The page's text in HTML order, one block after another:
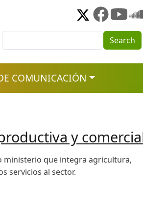
Search
COMUNICACIÓN
y
ministerio que integra agricultura,
servicios al sector.